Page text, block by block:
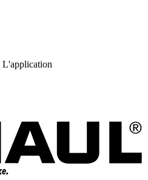
L'application